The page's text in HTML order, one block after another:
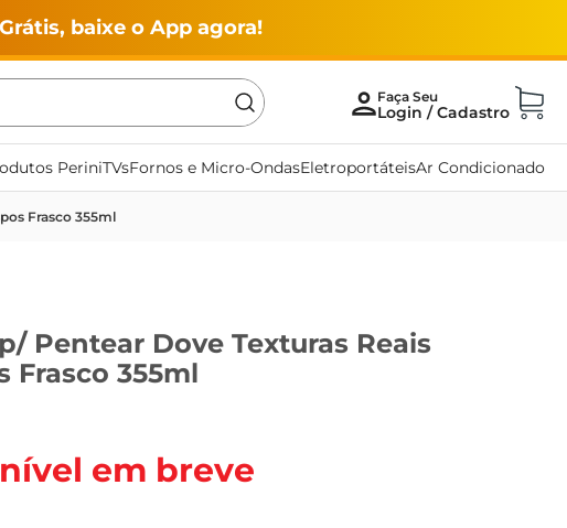
baixe o App agora!
PeriniTVsFornos e Micro-OndasEletroportáteisAr Condicionado
Frasco 355ml
Pentear Dove Texturas Reais
Frasco 355ml
em breve